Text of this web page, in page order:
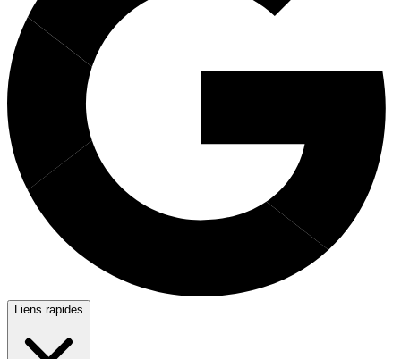
Liens rapides